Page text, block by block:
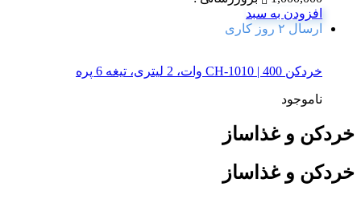
افزودن به سبد
ارسال ۲ روز کاری
خردکن CH-1010 | 400 وات، 2 لیتری، تیغه 6 پره
ناموجود
خردکن و غذاساز
خردکن و غذاساز